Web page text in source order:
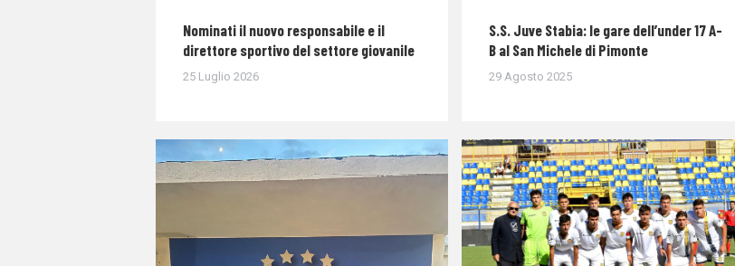
Nominati il nuovo responsabile e il
direttore sportivo del settore giovanile
25 Luglio 2026
S.S. Juve Stabia: le gare dell’under 17 A-
B al San Michele di Pimonte
29 Agosto 2025